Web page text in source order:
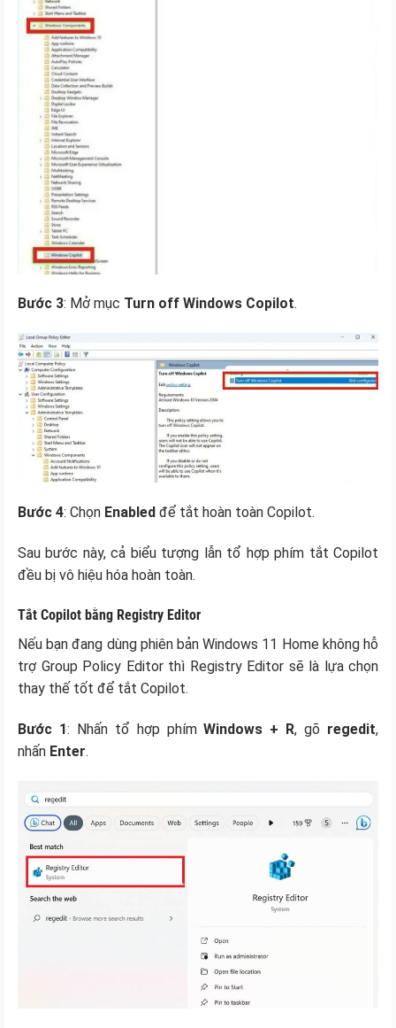
Bước 3: Mở mục Turn off Windows Copilot.
Bước 4: Chọn Enabled để tắt hoàn toàn Copilot.
Sau bước này, cả biểu tượng lẫn tổ hợp phím tắt Copilot
đều bị vô hiệu hóa hoàn toàn.
Tắt Copilot bằng Registry Editor
Nếu bạn đang dùng phiên bản Windows 11 Home không hỗ
trợ Group Policy Editor thì Registry Editor sẽ là lựa chọn
thay thế tốt để tắt Copilot.
Bước 1: Nhấn tổ hợp phímWindows + R, gõ regedit,
nhấn Enter.